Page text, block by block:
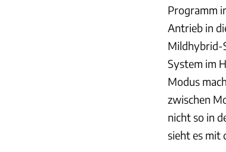
Programm
Antrieb in
Mildhybrid-
System im
Modus
zwischen
nicht so in
sieht es mit